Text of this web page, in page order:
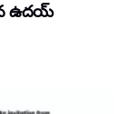
ఉదయ్